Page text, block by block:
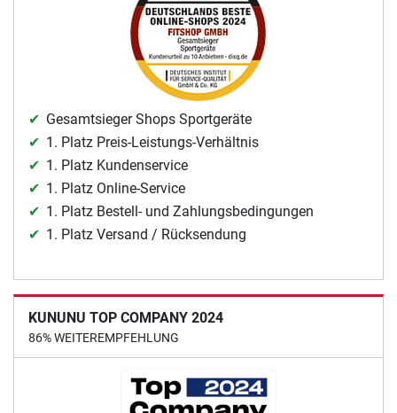
Gesamtsieger Shops Sportgeräte
1. Platz Preis-Leistungs-Verhältnis
1. Platz Kundenservice
1. Platz Online-Service
1. Platz Bestell- und Zahlungsbedingungen
1. Platz Versand / Rücksendung
KUNUNU TOP COMPANY 2024
86% WEITEREMPFEHLUNG